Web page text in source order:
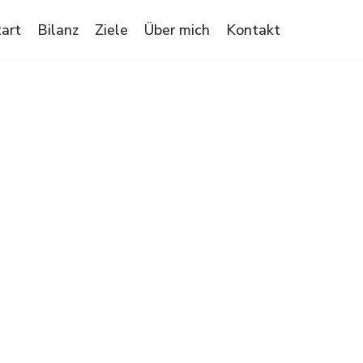
Bilanz Ziele Über mich Kontakt